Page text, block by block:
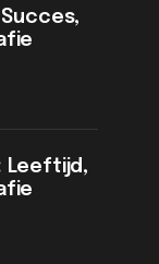
Leeftijd,